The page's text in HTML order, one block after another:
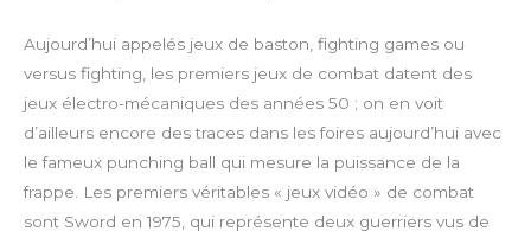
Aujourd’hui appelés jeux de baston, fighting games ou
versus fighting, les premiers jeux de combat datent des
jeux électro-mécaniques des années 50 ; on en voit
d’ailleurs encore des traces dans les foires aujourd’hui avec
le fameux punching ball qui mesure la puissance de la
frappe. Les premiers véritables « jeux vidéo » de combat
sont Sword en 1975, qui représente deux guerriers vus de